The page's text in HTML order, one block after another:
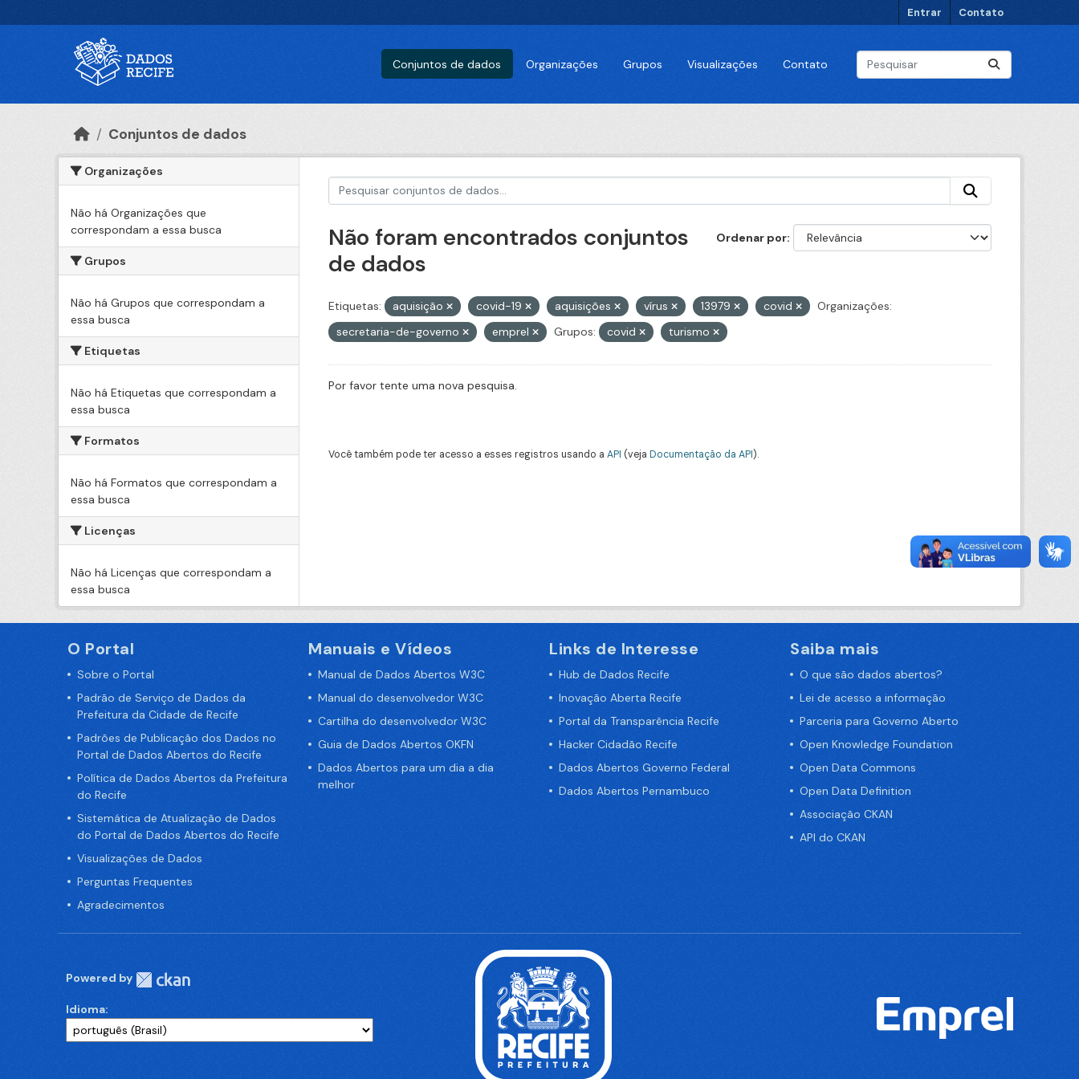
Entrar Contato
Conjuntos de dados Organizações Grupos Visualizações Contato
Conjuntos de dados
Organizações
Não há Organizações que
correspondam a essa busca
Grupos
Não há Grupos que correspondam a
essa busca
Etiquetas
Não há Etiquetas que correspondam a
essa busca
Formatos
Não há Formatos que correspondam a
essa busca
Licenças
Não há Licenças que correspondam a
essa busca
Ordenar por
Não foram encontrados conjuntos
de dados
Etiquetas: aquisição covid-19 aquisições vírus 13979 covid
Organizações:
secretaria-de-governo
emprel Grupos: covid turismo
Por favor tente uma nova pesquisa.
Você também pode ter acesso a esses registros usando a API (veja Documentação da API).
O Portal
Sobre o Portal
Padrão de Serviço de Dados da
Prefeitura da Cidade de Recife
Padrões de Publicação dos Dados no
Portal de Dados Abertos do Recife
Política de Dados Abertos da Prefeitura
do Recife
Sistemática de Atualização de Dados
do Portal de Dados Abertos do Recife
Visualizações de Dados
Perguntas Frequentes
Agradecimentos
Manuais e Vídeos
Manual de Dados Abertos W3C
Manual do desenvolvedor W3C
Cartilha do desenvolvedor W3C
Guia de Dados Abertos OKFN
Dados Abertos para um dia a dia
melhor
Links de Interesse
Hub de Dados Recife
Inovação Aberta Recife
Portal da Transparência Recife
Hacker Cidadão Recife
Dados Abertos Governo Federal
Dados Abertos Pernambuco
Saiba mais
O que são dados abertos?
Lei de acesso a informação
Parceria para Governo Aberto
Open Knowledge Foundation
Open Data Commons
Open Data Definition
Associação CKAN
API do CKAN
Powered by
Idioma